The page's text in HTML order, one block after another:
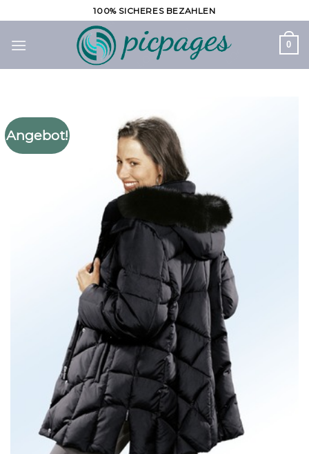
Inhalt
springen
100% SICHERES BEZAHLEN
0
Angebot!